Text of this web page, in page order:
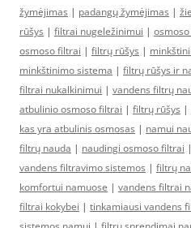
žymėjimas | padangų žymėjimas |
rūšys | filtrai nugeležinimui |
osmoso filtrai | filtrų rūšys |
minkštinimo sistema | filtrų rūšys ir
filtrai nukalkinimui | vandens filtrų
atbulinio osmoso filtrai | filtrų rūšys |
kas yra atbulinis osmosas | namui
filtrų nauda | naudingi osmoso filtrai |
vandens filtravimo sistemos | filtrų
komfortui namuose | vandens filtrai
filtrai kokybei | tinkamiausi vandens